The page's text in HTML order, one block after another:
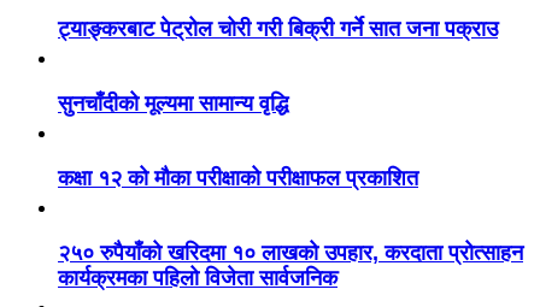
ट्याङ्करबाट पेट्रोल चोरी गरी बिक्री गर्ने सात जना पक्राउ
सुनचाँदीको मूल्यमा सामान्य वृद्धि
कक्षा १२ को मौका परीक्षाको परीक्षाफल प्रकाशित
२५० रुपैयाँको खरिदमा १० लाखको उपहार, करदाता प्रोत्साहन
कार्यक्रमका पहिलो विजेता सार्वजनिक